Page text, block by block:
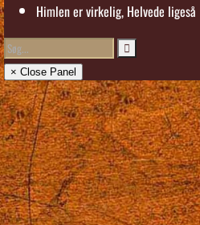
Himlen er virkelig, Helvede ligeså
× Close Panel